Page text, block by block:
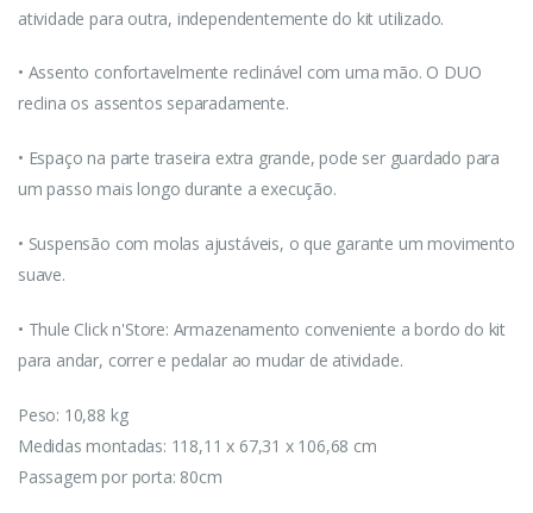
atividade para outra, independentemente do kit utilizado.
• Assento confortavelmente reclinável com uma mão. O DUO
reclina os assentos separadamente.
• Espaço na parte traseira extra grande, pode ser guardado para
um passo mais longo durante a execução.
• Suspensão com molas ajustáveis, o que garante um movimento
suave.
• Thule Click n'Store: Armazenamento conveniente a bordo do kit
para andar, correr e pedalar ao mudar de atividade.
Peso: 10,88 kg
Medidas montadas: 118,11 x 67,31 x 106,68 cm
Passagem por porta: 80cm